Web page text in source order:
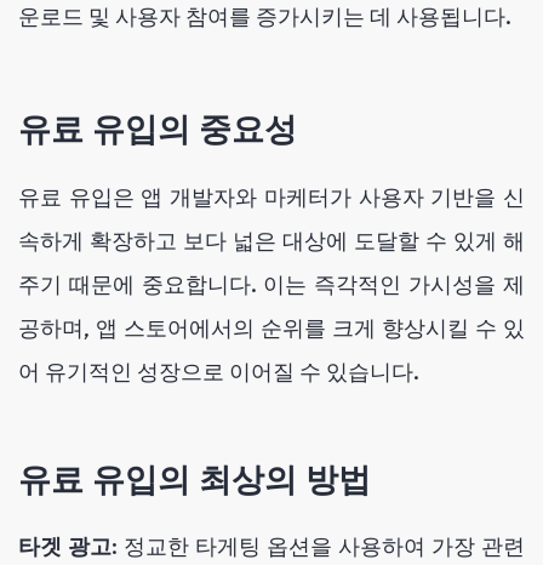
운로드 및 사용자 참여를 증가시키는 데 사용됩니다.
유료 유입의 중요성
유료 유입은 앱 개발자와 마케터가 사용자 기반을 신
속하게 확장하고 보다 넓은 대상에 도달할 수 있게 해
주기 때문에 중요합니다. 이는 즉각적인 가시성을 제
공하며, 앱 스토어에서의 순위를 크게 향상시킬 수 있
어 유기적인 성장으로 이어질 수 있습니다.
유료 유입의 최상의 방법
타겟 광고: 정교한 타게팅 옵션을 사용하여 가장 관련